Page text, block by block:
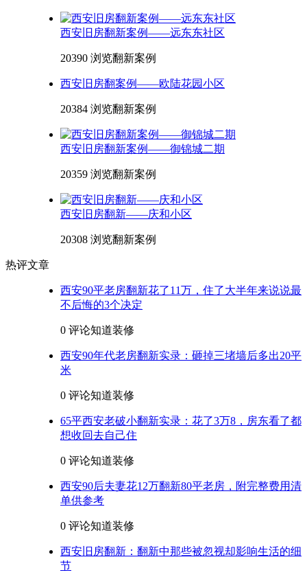
西安旧房翻新案例——远东东社区
20390 浏览翻新案例
西安旧房翻案例——欧陆花园小区
20384 浏览翻新案例
西安旧房翻新案例——御锦城二期
20359 浏览翻新案例
西安旧房翻新——庆和小区
20308 浏览翻新案例
热评文章
西安90平老房翻新花了11万，住了大半年来说说最
不后悔的3个决定
0 评论知道装修
西安90年代老房翻新实录：砸掉三堵墙后多出20平
米
0 评论知道装修
65平西安老破小翻新实录：花了3万8，房东看了都
想收回去自己住
0 评论知道装修
西安90后夫妻花12万翻新80平老房，附完整费用清
单供参考
0 评论知道装修
西安旧房翻新：翻新中那些被忽视却影响生活的细
节